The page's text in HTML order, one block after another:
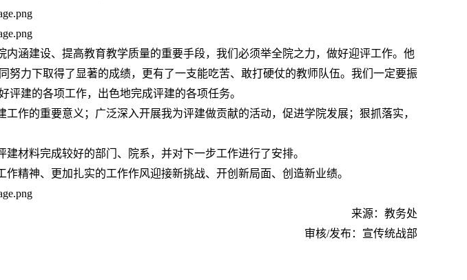
涵建设、提高教育教学质量的重要手段，我们必须举全院之力，做好迎评工作。他
力下取得了显著的成绩，更有了一支能吃苦、敢打硬仗的教师队伍。我们一定要振
建的各项工作，出色地完成评建的各项任务。
作的重要意义；广泛深入开展我为评建做贡献的活动，促进学院发展；狠抓落实，
材料完成较好的部门、院系，并对下一步工作进行了安排。
精神、更加扎实的工作作风迎接新挑战、开创新局面、创造新业绩。
来源：教务处
审核/发布：宣传统战部